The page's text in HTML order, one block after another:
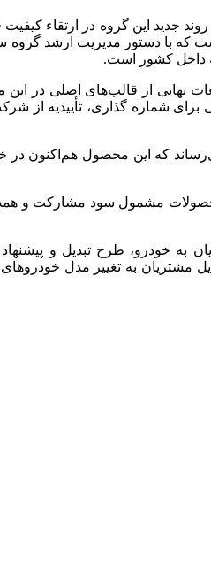
روند جدید این گروه در ارتقاء
که با دستور مدیریت ارشد
داخل کشور است.
از قالب‌های اصلی در این
شماره گذاری، تأییدیه از
که این محصول هم‌اکنون در
مشمول سود مشارکت و
به خودرو، طرح تبدیل و
مشتريان به تغيير مدل